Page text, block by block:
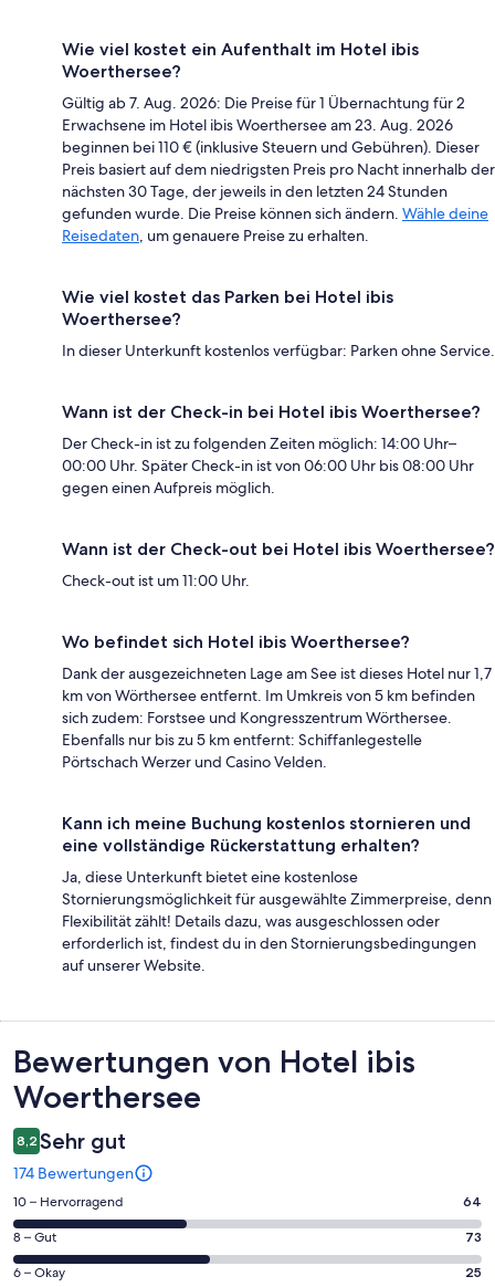
Wie viel kostet ein Aufenthalt im Hotel ibis
Woerthersee?
Gültig ab 7. Aug. 2026: Die Preise für 1 Übernachtung für 2
Erwachsene im Hotel ibis Woerthersee am 23. Aug. 2026
beginnen bei 110 € (inklusive Steuern und Gebühren). Dieser
Preis basiert auf dem niedrigsten Preis pro Nacht innerhalb der
nächsten 30 Tage, der jeweils in den letzten 24 Stunden
gefunden wurde. Die Preise können sich ändern. Wähle deine
Reisedaten, um genauere Preise zu erhalten.
Wie viel kostet das Parken bei Hotel ibis
Woerthersee?
In dieser Unterkunft kostenlos verfügbar: Parken ohne Service.
Wann ist der Check-in bei Hotel ibis Woerthersee?
Der Check-in ist zu folgenden Zeiten möglich: 14:00 Uhr–
00:00 Uhr. Später Check-in ist von 06:00 Uhr bis 08:00 Uhr
gegen einen Aufpreis möglich.
Wann ist der Check-out bei Hotel ibis Woerthersee?
Check-out ist um 11:00 Uhr.
Wo befindet sich Hotel ibis Woerthersee?
Dank der ausgezeichneten Lage am See ist dieses Hotel nur 1,7
km von Wörthersee entfernt. Im Umkreis von 5 km befinden
sich zudem: Forstsee und Kongresszentrum Wörthersee.
Ebenfalls nur bis zu 5 km entfernt: Schiffanlegestelle
Pörtschach Werzer und Casino Velden.
Kann ich meine Buchung kostenlos stornieren und
eine vollständige Rückerstattung erhalten?
Ja, diese Unterkunft bietet eine kostenlose
Stornierungsmöglichkeit für ausgewählte Zimmerpreise, denn
Flexibilität zählt! Details dazu, was ausgeschlossen oder
erforderlich ist, findest du in den Stornierungsbedingungen
auf unserer Website.
Bewertungen
Bewertungen von Hotel ibis
Woerthersee
8,2 Sehr gut
174 Bewertungen
64
von
insgesamt
174
10 – Hervorragend 64
73
von
8 – Gut 73
25
6 – Okay 25